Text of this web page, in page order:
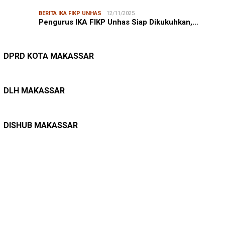
BERITA IKA FIKP UNHAS 12/11/2025
Pengurus IKA FIKP Unhas Siap Dikukuhkan,…
DPRD KOTA MAKASSAR
Kepuasan Publik Tinggi, Andi Makmur Nila…
DLH MAKASSAR
Belanja Pemerintah Bisa Menyelamatkan Hu…
DISHUB MAKASSAR
Pete-pete Laut Makassar Siap Beroperasi …